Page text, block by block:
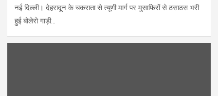
नई दिल्ली। देहरादून के चकराता से त्यूणी मार्ग पर मुसाफिरों से ठसाठस भरी
हुई बोलेरो गाड़ी…